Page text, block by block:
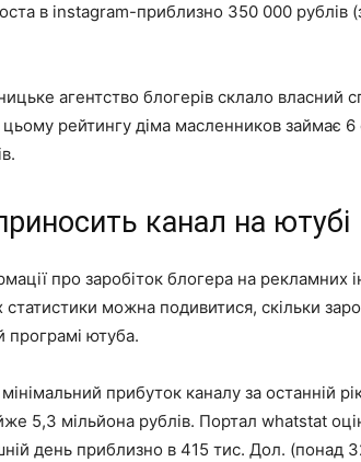
в instagram-приблизно 350 000 рублів
агентство блогерів склало власний
рейтингу діма масленников займає 6
канал на ютубі
про заробіток блогера на рекламних
можна подивитися, скільки
програмі ютуба.
прибуток каналу за останній
5,3 мільйона рублів. Портал whatstat
день приблизно в 415 тис. Дол. (понад